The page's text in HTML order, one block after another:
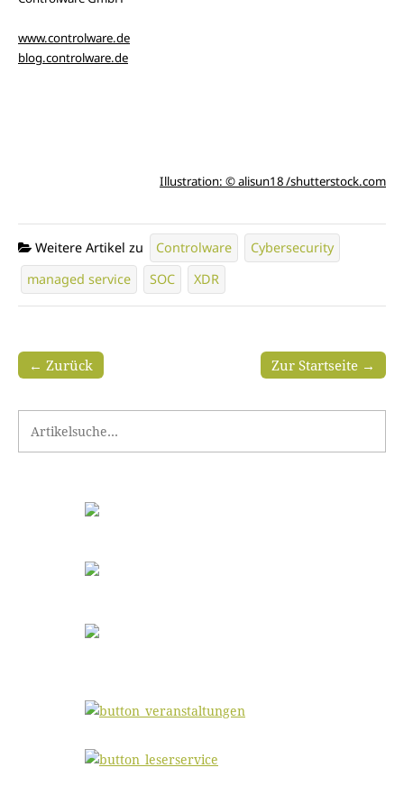
www.controlware.de
blog.controlware.de
Illustration: © alisun18 /shutterstock.com
Weitere Artikel zu Controlware
Cybersecurity
managed service
SOC XDR
Zur Startseite →
← Zurück